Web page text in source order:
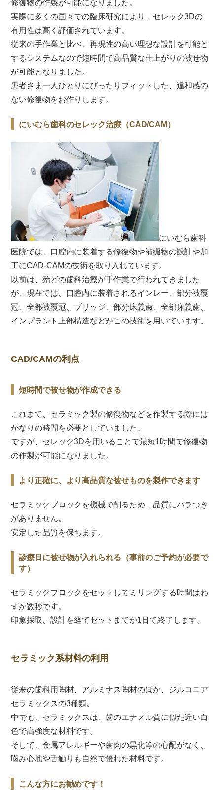
修復物の作製が可能になりました。
実際に多くの国々での臨床研究により、セレック3Dの
有用性は高く評価されています。
従来の手作業と比べ、再現性の高い理想な設計を可能と
するシステムなので短時間で高品質な仕上がりの被せ物
が可能となりました。
患者さま一人ひとりにぴったりフィットした、違和感の
ない修復物をお作りします。
にいむら歯科のセレック治療（CAD/CAM）
にいむら歯科
医院では、口腔内に装着する修復物や補綴物の設計や加
工にCAD-CAMの技術を取り入れています。
以前は、殆どの歯科治療が手作業で行われてきました
が、現在では、口腔内に装着されるインレー、部分被覆
冠、全部被覆冠、ブリッジ、部分床義歯、全部床義歯、
インプラント上部構造などがこの技術を用いています。
CAD/CAMの利点
短時間で被せ物が作成できる
これまで、セラミック製の修復物などを作製する際には
かなりの時間を必要としていました。
ですが、セレック3Dを用いることで最短1時間で修復物
の作製が可能になりました。
より正確に、より高品質な被せものを製作できます
セラミックブロックを機械で削るため、品質にバラつき
がありません。
安定した品質を保ちます。
診療日に被せ物が入れられる（事前のご予約が必要で
す）
セラミックブロックをセットしてミリングする時間はわ
ずか数秒です。
印象採取、設計を経てセットまでが1日で終了します。
セラミック系材料の利用
従来の歯科用陶材、アルミナス陶材のほか、ジルコニア
セラミックスの3種類。
中でも、セラミックスは、歯のエナメル質に似た近い白
色で高強度な材料です。
そして、金属アレルギーや歯肉の黒化等の心配がなく、
噛み心地や舌触りも自然で優れた材料です。
こんな方にお勧めです！